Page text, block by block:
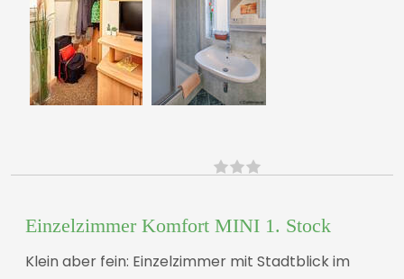
Einzelzimmer Komfort MINI 1. Stock
Klein aber fein: Einzelzimmer mit Stadtblick im